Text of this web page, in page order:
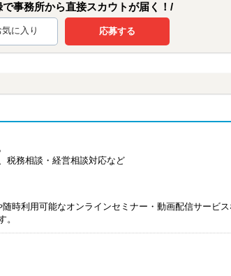
で事務所から直接スカウトが届く！/
気に入り 応募する
税務相談・経営相談対応など
時利用可能なオンラインセミナー・動画配信サービ
。